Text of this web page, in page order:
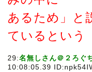
あるため」と
ているという
29:名無しさん＠２ろぐ
10:08:05.39